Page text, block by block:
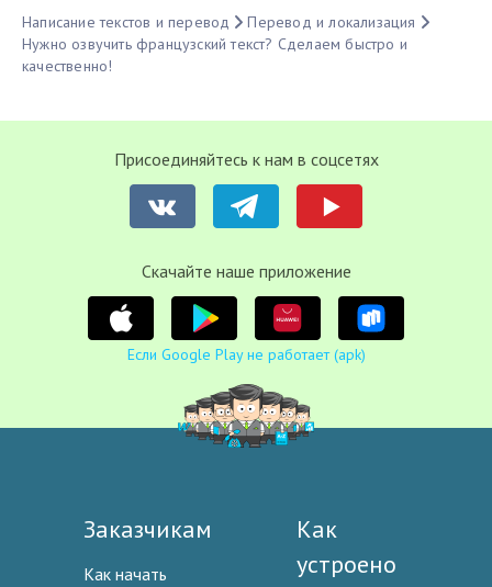
Написание текстов и перевод
Перевод и локализация
Нужно озвучить французский текст? Сделаем быстро и
качественно!
Присоединяйтесь к нам в соцсетях
Cкачайте наше приложение
Если Google Play не работает (apk)
Заказчикам
Как начать
Как
устроено